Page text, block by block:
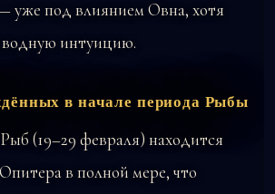
уже под влиянием Овна, хотя
интуицию.
в начале периода Рыбы
(19–29 февраля) находится
в полной мере, что